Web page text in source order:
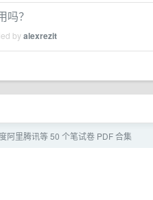
？
byalexrezit
阿里腾讯等 50 个笔试卷 PDF 合集